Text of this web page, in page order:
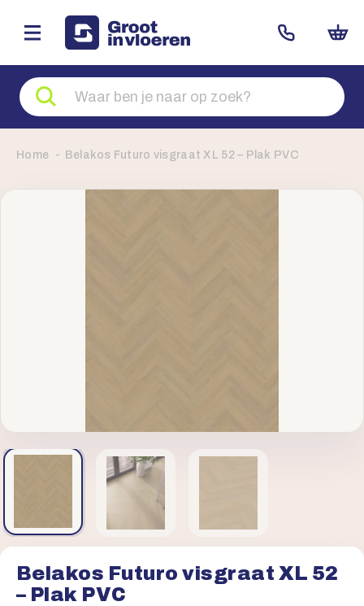
Zoeken
naar
producten
Home Belakos Futuro visgraat XL 52 – Plak PVC
Belakos Futuro visgraat XL 52
– Plak PVC